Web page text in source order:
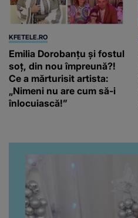
KFETELE.RO
Emilia Dorobanțu și fostul
soț, din nou împreună?!
Ce a mărturisit artista:
„Nimeni nu are cum să-i
înlocuiască!”